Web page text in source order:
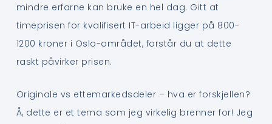
mindre erfarne kan bruke en hel dag. Gitt at
timeprisen for kvalifisert IT-arbeid ligger på 800-
1200 kroner i Oslo-området, forstår du at dette
raskt påvirker prisen.
Originale vs ettemarkedsdeler – hva er forskjellen?
Å, dette er et tema som jeg virkelig brenner for! Jeg